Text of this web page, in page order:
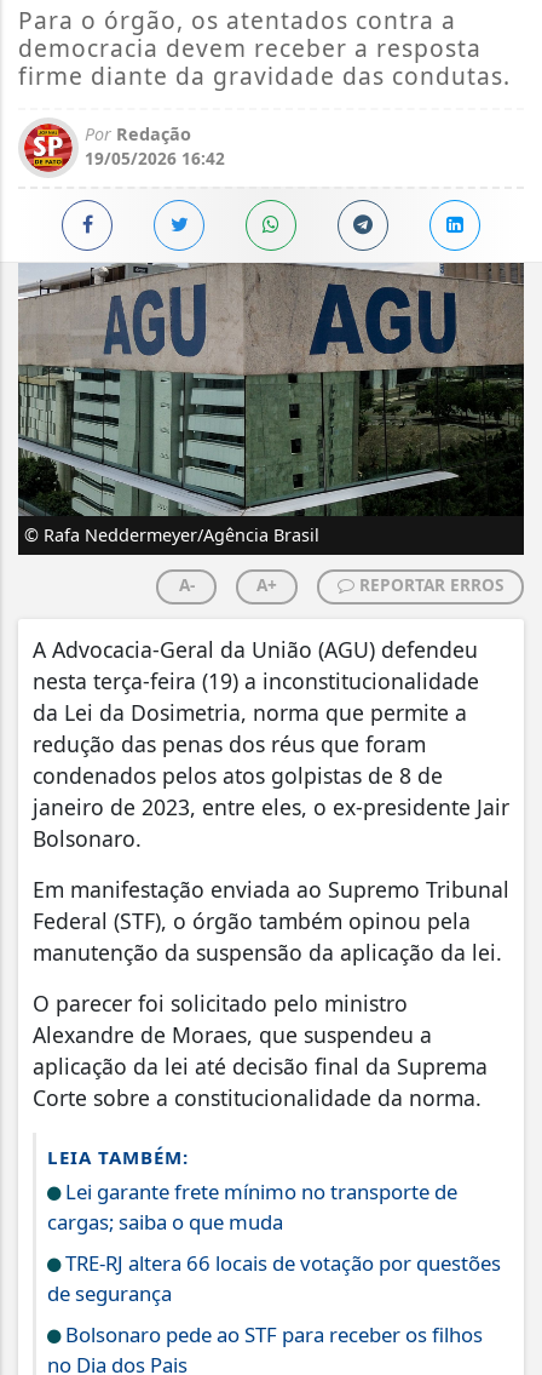
Para o órgão, os atentados contra a
democracia devem receber a resposta
firme diante da gravidade das condutas.
Por Redação
19/05/2026 16:42
© Rafa Neddermeyer/Agência Brasil
A- A+ REPORTAR ERROS
A Advocacia-Geral da União (AGU) defendeu
nesta terça-feira (19) a inconstitucionalidade
da Lei da Dosimetria, norma que permite a
redução das penas dos réus que foram
condenados pelos atos golpistas de 8 de
janeiro de 2023, entre eles, o ex-presidente Jair
Bolsonaro.
Em manifestação enviada ao Supremo Tribunal
Federal (STF), o órgão também opinou pela
manutenção da suspensão da aplicação da lei.
O parecer foi solicitado pelo ministro
Alexandre de Moraes, que suspendeu a
aplicação da lei até decisão final da Suprema
Corte sobre a constitucionalidade da norma.
LEIA TAMBÉM:
Lei garante frete mínimo no transporte de
cargas; saiba o que muda
TRE-RJ altera 66 locais de votação por questões
de segurança
Bolsonaro pede ao STF para receber os filhos
no Dia dos Pais